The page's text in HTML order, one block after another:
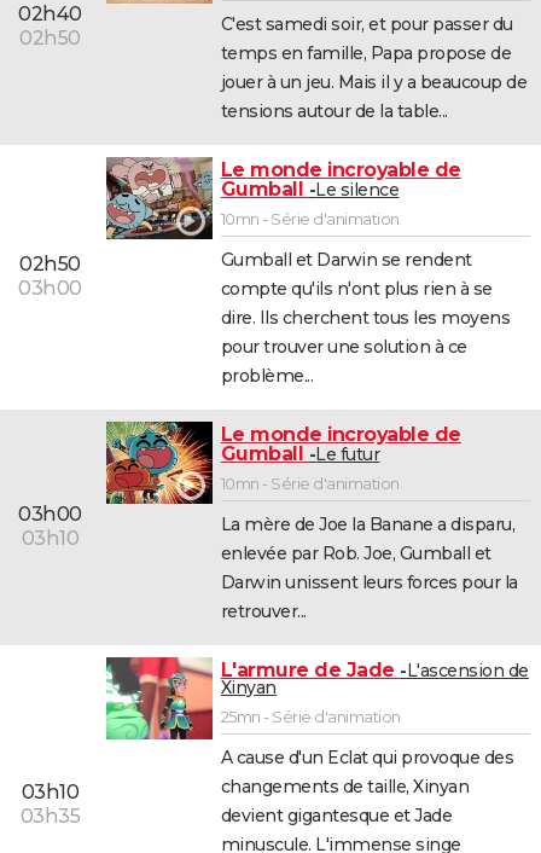
02h40
02h50
C'est samedi soir, et pour passer du
temps en famille, Papa propose de
jouer à un jeu. Mais il y a beaucoup de
tensions autour de la table...
02h50
03h00
Le monde incroyable de
Gumball
Le silence
10mn - Série d'animation
Gumball et Darwin se rendent
compte qu'ils n'ont plus rien à se
dire. Ils cherchent tous les moyens
pour trouver une solution à ce
problème...
03h00
03h10
Le monde incroyable de
Gumball
Le futur
10mn - Série d'animation
La mère de Joe la Banane a disparu,
enlevée par Rob. Joe, Gumball et
Darwin unissent leurs forces pour la
retrouver...
03h10
03h35
L'armure de Jade L'ascension de
Xinyan
25mn - Série d'animation
A cause d'un Eclat qui provoque des
changements de taille, Xinyan
devient gigantesque et Jade
minuscule. L'immense singe